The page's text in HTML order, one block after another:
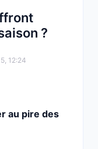
?
12:24
au pire des